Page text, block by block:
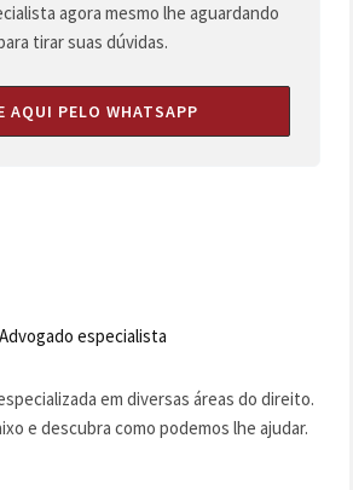
agora mesmo lhe aguardando
tirar suas dúvidas.
AQUI PELO WHATSAPP
Advogado especialista
em diversas áreas do direito.
e descubra como podemos lhe ajudar.